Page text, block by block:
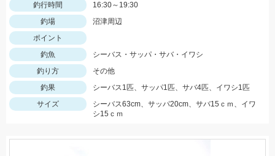
釣行時間
16:30～19:30
釣場
沼津周辺
ポイント
釣魚
シーバス・サッパ・サバ・イワシ
釣り方
その他
釣果
シーバス1匹、サッパ1匹、サバ4匹、イワシ1匹
サイズ
シーバス63cm、サッパ20cm、サバ15ｃｍ、イワ
シ15ｃｍ